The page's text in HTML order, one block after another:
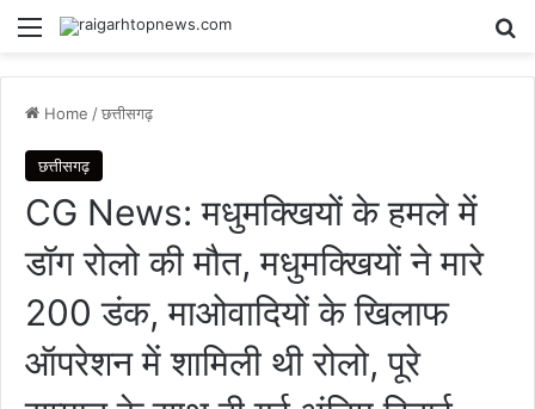
Menu
Home /छत्तीसगढ़
छत्तीसगढ़
CG News: मधुमक्खियों के हमले में
डॉग रोलो की मौत, मधुमक्खियों ने मारे
200 डंक, माओवादियों के खिलाफ
ऑपरेशन में शामिली थी रोलो, पूरे